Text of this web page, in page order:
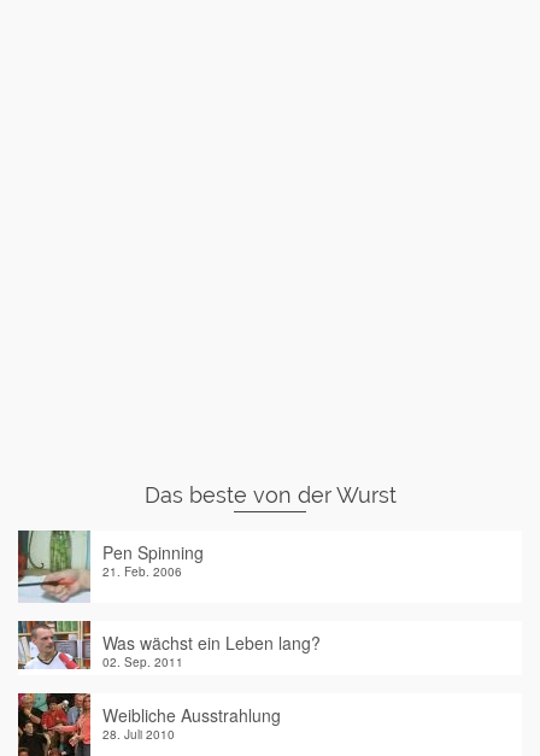
Das beste von der Wurst
Pen Spinning
21. Feb. 2006
Was wächst ein Leben lang?
02. Sep. 2011
Weibliche Ausstrahlung
28. Juli 2010